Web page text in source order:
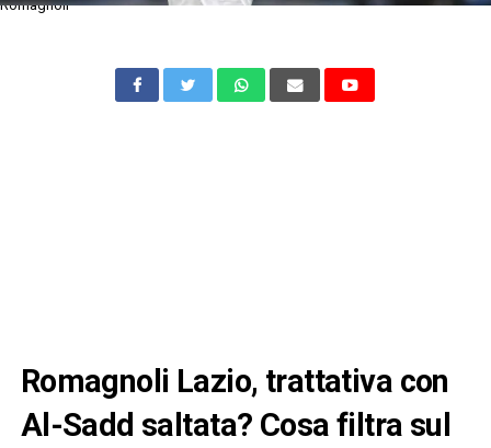
Romagnoli
Romagnoli Lazio, trattativa con
Al-Sadd saltata? Cosa filtra sul